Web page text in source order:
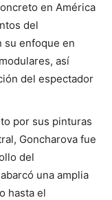
en América
del
su enfoque en
así
del espectador
por sus pinturas
Goncharova fue
del
una amplia
hasta el